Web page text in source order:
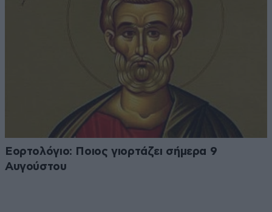
Εορτολόγιο: Ποιος γιορτάζει σήμερα 9
Αυγούστου